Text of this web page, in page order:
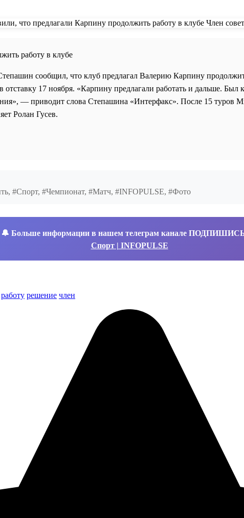
работу в клубе
сообщил, что клуб предлагал Валерию Карпину
17 ноября. «Карпину предлагали работать и дальше.
— приводит слова Степашина «Интерфакс». После 15 туров
Ролан Гусев.
#Спорт, #Чемпионат, #Матч, #INFOPULSE, #Фото
🔔 Больше информации в нашем телеграм канале
Спорт | INFOPULSE
работу решение член